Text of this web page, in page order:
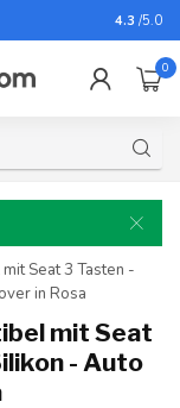
Für fast
4.3 /5.0
0
Seat 3 Tasten -
in Rosa
mit Seat
- Auto